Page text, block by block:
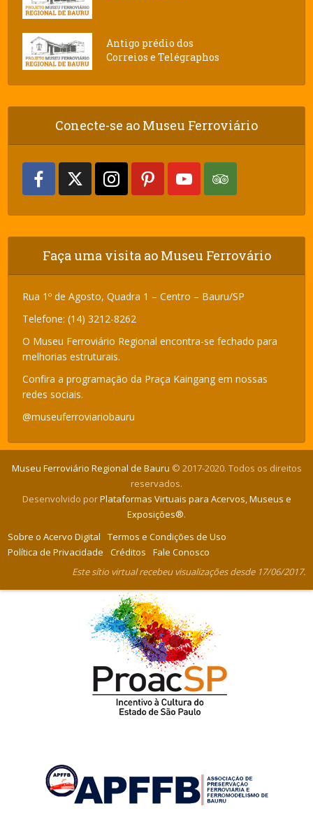
Antigo prédio dos
Correios e Telégraphos
Conecte-se ao Museu Ferroviário
Faça uma visita ao Museu Ferrovário
Rua 1º de Agosto, Quadra 1 – Centro – Bauru/SP
Telefone: (14) 3212-8262
O Museu Ferroviário Regional encontra-se fechado para
melhorias estruturais.
Confira a programação da Praça Kaingang em nossas
redes sociais.
@museuferroviariobauru
Museu Ferroviário Regional de Bauru © 2017-2020. Todos os direitos
reservados.
Desenvolvido porPlataformas Virtuais para Acervos, Museus e
Exposições®.
Sobre o Acervo Digital
Termos e Condições de Uso
Política de Privacidade
Créditos
Fale Conosco
Este sítio virtual recebeu visualizações desde 17/06/2017.